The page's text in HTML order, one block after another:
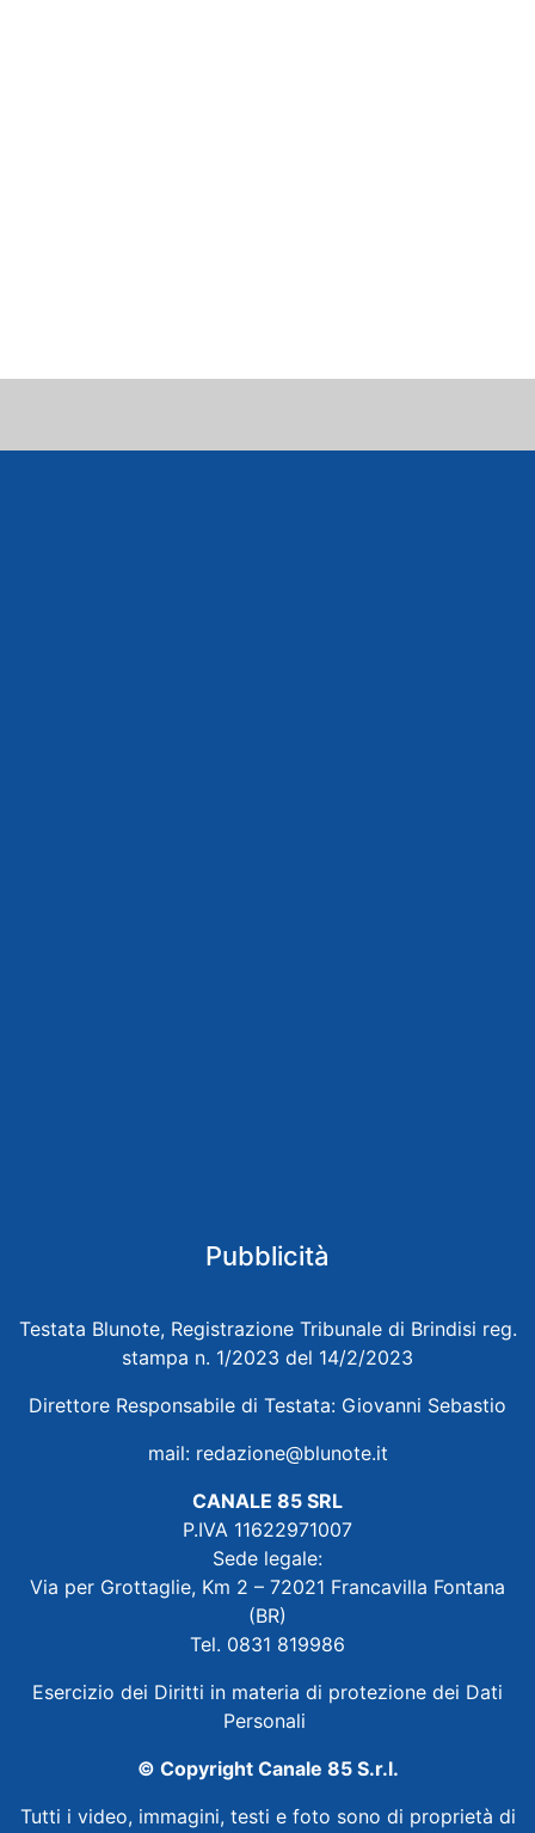
Pubblicità
Testata Blunote, Registrazione Tribunale di Brindisi reg.
stampa n. 1/2023 del 14/2/2023
Direttore Responsabile di Testata: Giovanni Sebastio
mail: redazione@blunote.it
CANALE 85 SRL
P.IVA 11622971007
Sede legale:
Via per Grottaglie, Km 2 – 72021 Francavilla Fontana
(BR)
Tel. 0831 819986
Esercizio dei Diritti in materia di protezione dei Dati
Personali
© Copyright Canale 85 S.r.l.
Tutti i video, immagini, testi e foto sono di proprietà di